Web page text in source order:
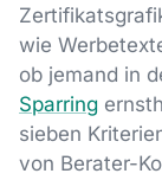
wie
ob jemand in
Sparring
sieben
von Berater-